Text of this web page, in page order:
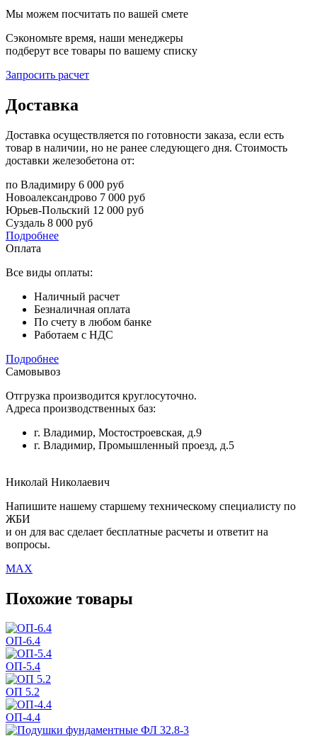
Мы можем посчитать по вашей смете
Сэкономьте время, наши менеджеры
подберут все товары по вашему списку
Запросить расчет
Доставка
Доставка осуществляется по готовности заказа, если есть
товар в наличии, но не ранее следующего дня. Стоимость
доставки железобетона от:
по Владимиру 6 000 руб
Новоалександрово 7 000 руб
Юрьев-Польский 12 000 руб
Суздаль 8 000 руб
Подробнее
Оплата
Все виды оплаты:
Наличный расчет
Безналичная оплата
По счету в любом банке
Работаем с НДС
Подробнее
Самовывоз
Отгрузка производится круглосуточно.
Адреса производственных баз:
г. Владимир, Мостостроевская, д.9
г. Владимир, Промышленный проезд, д.5
Николай Николаевич
Напишите нашему старшему техническому специалисту по
ЖБИ
и он для вас сделает бесплатные расчеты и ответит на
вопросы.
MAX
Похожие товары
ОП-6.4
ОП-5.4
ОП 5.2
ОП-4.4